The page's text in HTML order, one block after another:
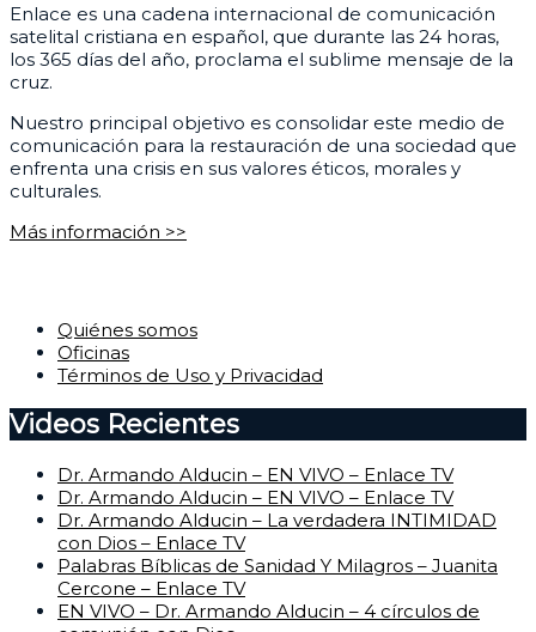
Enlace es una cadena internacional de comunicación
satelital cristiana en español, que durante las 24 horas,
los 365 días del año, proclama el sublime mensaje de la
cruz.
Nuestro principal objetivo es consolidar este medio de
comunicación para la restauración de una sociedad que
enfrenta una crisis en sus valores éticos, morales y
culturales.
Más información >>
Quiénes somos
Oficinas
Términos de Uso y Privacidad
Videos Recientes
Dr. Armando Alducin – EN VIVO – Enlace TV
Dr. Armando Alducin – EN VIVO – Enlace TV
Dr. Armando Alducin – La verdadera INTIMIDAD
con Dios – Enlace TV
Palabras Bíblicas de Sanidad Y Milagros – Juanita
Cercone – Enlace TV
EN VIVO – Dr. Armando Alducin – 4 círculos de